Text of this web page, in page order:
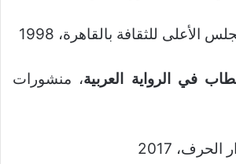
الأعلى للثقافة بالقاهرة، 1998
في الرواية العربية، منشورات
الحرف، 2017